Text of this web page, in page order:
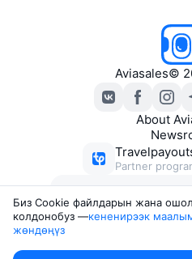
Aviasales©
About
Partner
боюнча каттар
Биз Сookie файлдарын жана
колдонобуз —кененирээк
жөндөңүз